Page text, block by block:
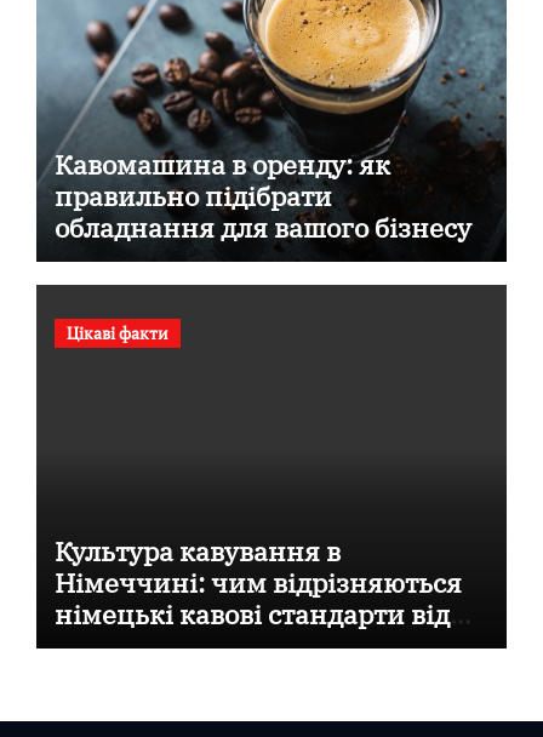
Кавомашина в оренду: як
правильно підібрати
обладнання для вашого бізнесу
Цікаві факти
Культура кавування в
Німеччині: чим відрізняються
німецькі кавові стандарти від
італійських